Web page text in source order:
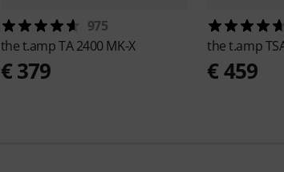
975
the t.ampTA 2400 MK-X
€ 379
the t.amp
€ 459